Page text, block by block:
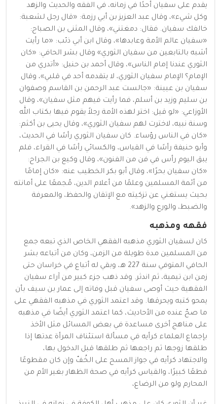
يقدم على سفيان أحدًا في زمانه، في الفقه والحديث والزهد
وكل شيء»، وقال عبد العزيز بن أبي رزمة: «قال رجل لشعبة:
خالفك سفيان. فقال: دمغتني»، وقال المثنى بن الصباح:
«سفيان عالم الأمة وعابدها»، وقال ابن أبي ذئب: «ما رأيت
أشبه بالتابعين من سفيان الثوري» وقال بشر الحافي: «كان
الثوري عندنا إمام الناس»، وقال أحمد بن حنبل: «أتدري من
الإمام؟ الإمام سفيان الثوري، لا يتقدمه أحد في قلبي»، وقال
سفيان بن عيينة: «جالست عبد الرحمن بن القاسم وصفوان
بن سليم وزيد بن أسلم، فما رأيت فيهم مثل سفيان»، وقال
الأوزاعي: «لو قيل: اختر لهذه الأمة رجلاً يقوم فيها بكتاب الله
وسنة نبيه، لاخترت لهم سفيان الثوري»، وقال يحيى بن أكثم:
«كان في الناس رؤساء. كان سفيان الثوري رأسًا في الحديث،
وأبو حنيفة رأسًا في القياس، والكسائي رأسًا في القراء، فلم
يبق اليوم رأس في فن من الفنون»، وقال وكيع بن الجراح:
«كان سفيان بحرًا»، وقال أبو بكر الخطيب عنه: «كان إمامًا
من أئمة المسلمين وعلمًا من أعلام الدين، مُجمعًا على أمانته
بحيث يستغني عن تزكيته مع الإتقان والحفظ، والمعرفة
والضبط، والورع والزهد».
فقهه ومذهبه
كان لسفيان الثوري مذهبه الفقهي الخاص الذي تبعه جمع
من المسلمين مدة طويلة من الزمن، وكان من أتباعه بشر
الحافي المتوفي سنة 227 هـ، وبقي له أتباع في خراسان حتى
زمن ابن تيمية، ثم اندثر. وقد ذهب جزء كبير من آراء سفيان
الفقهية حيث أوصى سفيان قبل وفاته إلى عمار بن سيف بأن
يمحو كتبه ويحرقها. وقد اعتمد الثوري في مذهبه الفقهي على
ما صحّ عنده من الأحاديث، كما اعتمد الثوري أيضًا في مذهبه
على مناهج أخرى مساعدة في بعض المسائل مثل الأخذ
بإجماع العلماء كرأيه في مسألة استئناف المرأة عدتها إذا
طلقها زوجها ثم راجعها ثم طلقها قبل الدخول بها،
والاجتهاد كرأيه في جواز المسح على الخُفّ وإن كان مقطوعًا
قطعًا كبيرًا، والقياس كرأيه في صحة الظهار بغير الأم من
المحارم ولو من الرضاع،